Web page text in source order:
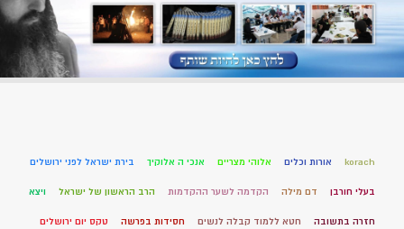
korach אורות וכלים אלוהי מצריים אנכי ה אלוקיך בירת ישראל לפני ירושלים
בעלי חורבן דם מילה הקדמה לשער ההקדמות הרב הראשון של ישראל ויצא
חזרה בתשובה חטא ללמוד קבלה לנשים חסידות בפרשה טקס יום ירושלים